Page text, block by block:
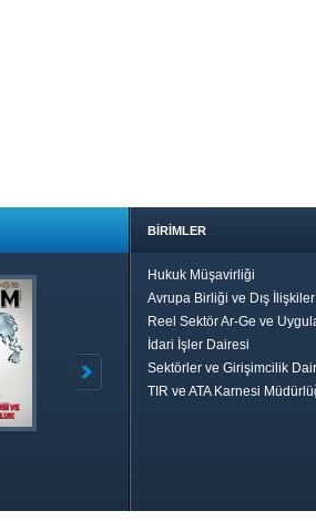
BİRİMLER
Hukuk Müşavirliği
Avrupa Birliği ve Dış
Reel Sektör Ar-Ge ve
İdari İşler Dairesi
Sektörler ve Girişimcilik
TIR ve ATA Karnesi